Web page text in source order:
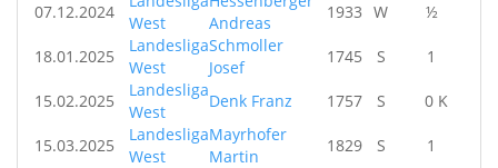
07.12.2024
West
Andreas
1933 W ½
18.01.2025
Landesliga
West
Schmoller
Josef
1745 S 1
15.02.2025
Landesliga
West
Denk Franz 1757 S 0 K
15.03.2025
Landesliga
West
Mayrhofer
Martin
1829 S 1